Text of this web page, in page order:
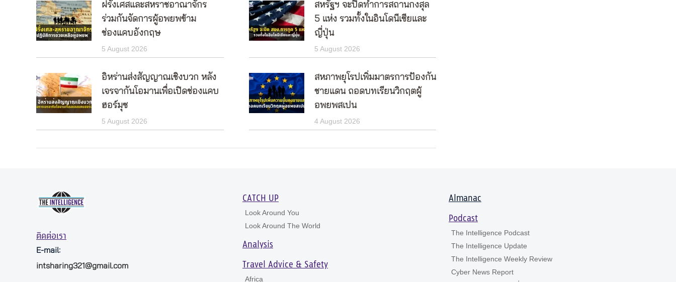
ฝรั่งเศสและสหราชอาณาจักร
ร่วมกันจัดการผู้อพยพข้าม
ช่องแคบอังกฤษ
5 August 2026
สหรัฐฯ จะปิดทำการสถานกงสุล
5 แห่ง รวมทั้งในอินโดนีเซียและ
ญี่ปุ่น
5 August 2026
อิหร่านส่งสัญญาณเชิงบวก หลัง
เจรจากันโอมานเพื่อเปิดช่องแคบ
ฮอร์มุซ
5 August 2026
สหภาพยุโรปเพิ่มมาตรการป้องกัน
ชายแดน ถอดบทเรียนวิกฤตผู้
อพยพสเปน
4 August 2026
ติดต่อเรา
E-mail:
intsharing321@gmail.com
CATCH UP
Look Around You
Look Around The World
Analysis
Travel Advice & Safety
Africa
Almanac
Podcast
The Intelligence Podcast
The Intelligence Update
The Intelligence Weekly Review
Cyber News Report